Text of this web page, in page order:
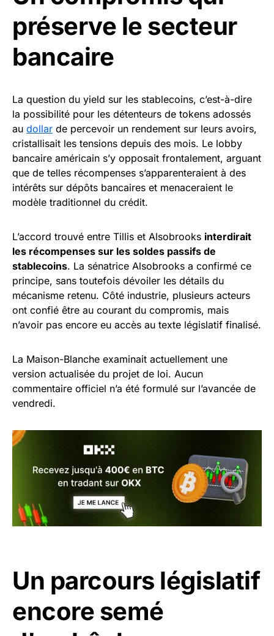
préserve le secteur
bancaire
La question du yield sur les stablecoins, c’est-à-dire
la possibilité pour les détenteurs de tokens adossés
au dollar de percevoir un rendement sur leurs avoirs,
cristallisait les tensions depuis des mois. Le lobby
bancaire américain s’y opposait frontalement, arguant
que de telles récompenses s’apparenteraient à des
intérêts sur dépôts bancaires et menaceraient le
modèle traditionnel du crédit.
L’accord trouvé entre Tillis et Alsobrooks interdirait
les récompenses sur les soldes passifs de
stablecoins. La sénatrice Alsobrooks a confirmé ce
principe, sans toutefois dévoiler les détails du
mécanisme retenu. Côté industrie, plusieurs acteurs
ont confié être au courant du compromis, mais
n’avoir pas encore eu accès au texte législatif finalisé.
La Maison-Blanche examinait actuellement une
version actualisée du projet de loi. Aucun
commentaire officiel n’a été formulé sur l’avancée de
vendredi.
Un parcours législatif
encore semé